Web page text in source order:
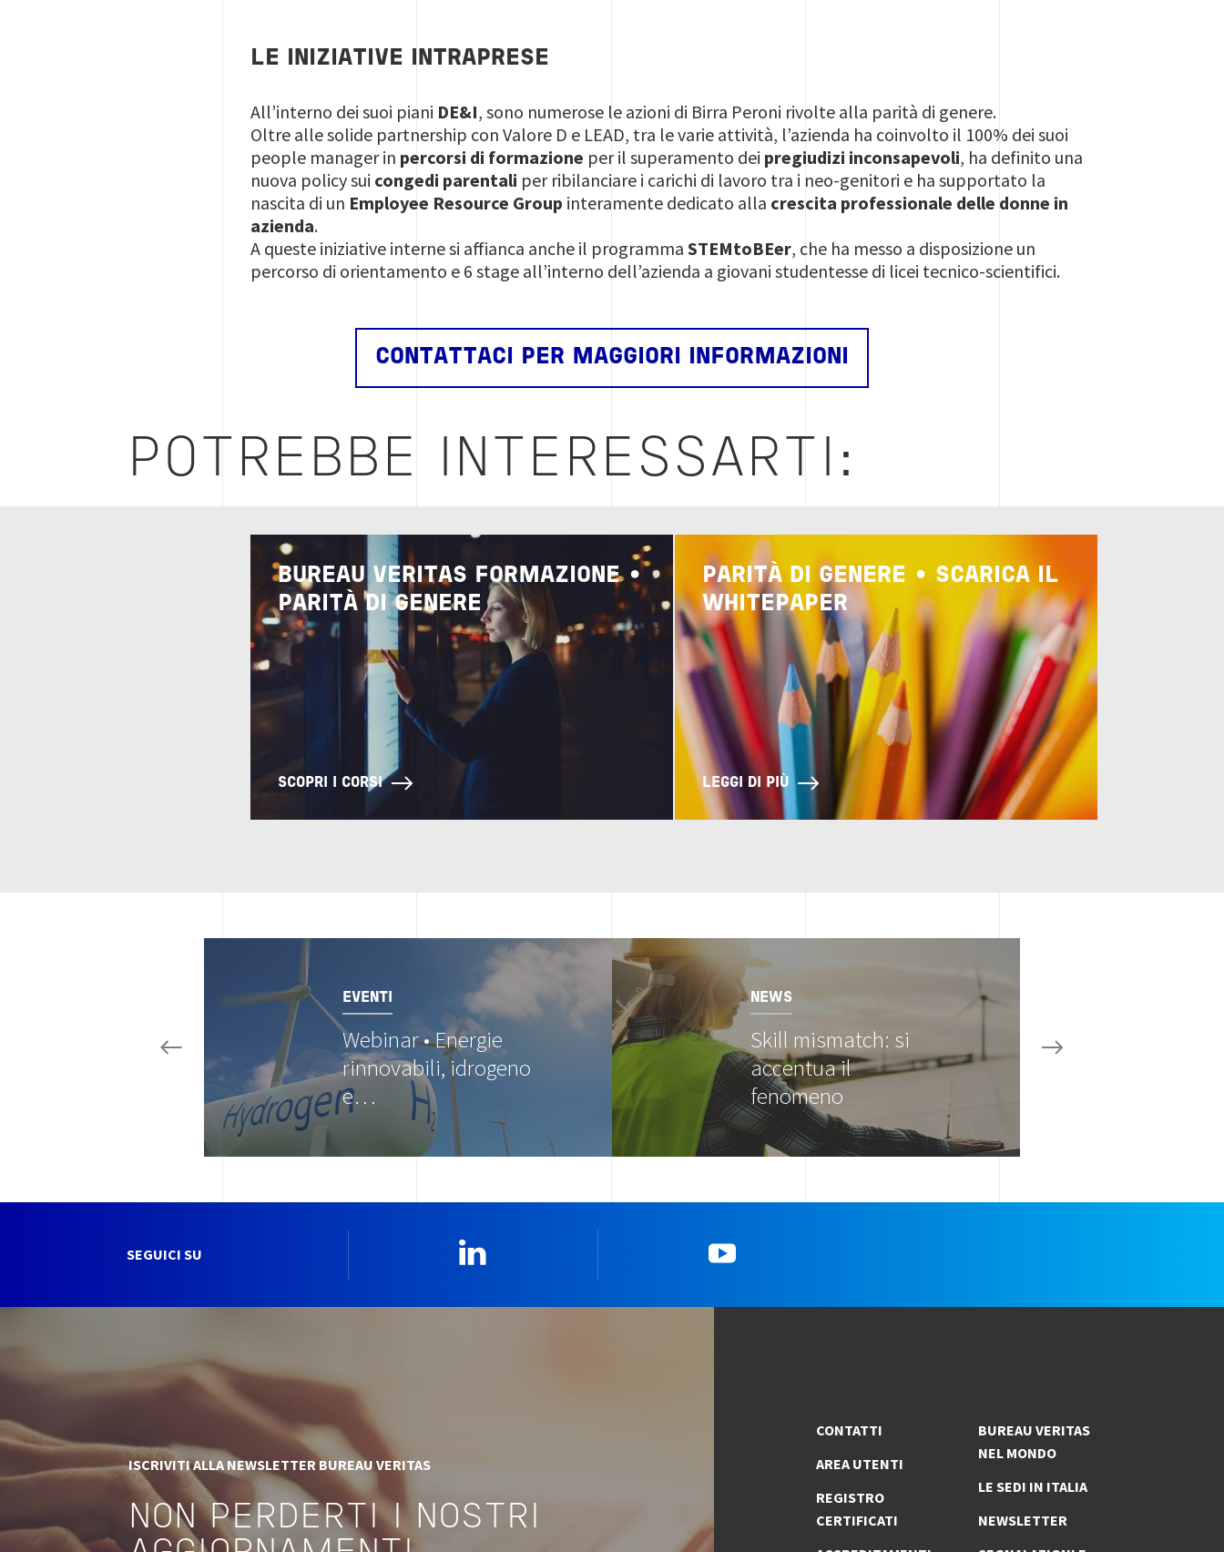
LE INIZIATIVE INTRAPRESE
All’interno dei suoi piani DE&I, sono numerose le azioni di Birra Peroni rivolte alla parità di genere.
Oltre alle solide partnership con Valore D e LEAD, tra le varie attività, l’azienda ha coinvolto il 100% dei suoi
people manager in percorsi di formazione per il superamento dei pregiudizi inconsapevoli, ha definito una
nuova policy sui congedi parentali per ribilanciare i carichi di lavoro tra i neo-genitori e ha supportato la
nascita di un Employee Resource Group interamente dedicato alla crescita professionale delle donne in
azienda.
A queste iniziative interne si affianca anche il programma STEMtoBEer, che ha messo a disposizione un
percorso di orientamento e 6 stage all’interno dell’azienda a giovani studentesse di licei tecnico-scientifici.
CONTATTACI PER MAGGIORI INFORMAZIONI
POTREBBE INTERESSARTI:
Image
BUREAU VERITAS FORMAZIONE •
PARITÀ DI GENERE
SCOPRI I CORSI
Image
PARITÀ DI GENERE • SCARICA IL
WHITEPAPER
LEGGI DI PIÙ
EVENTI
Webinar • Energie
rinnovabili, idrogeno
e…
Image
NEWS
Skill mismatch: si
accentua il
fenomeno
SEGUICI SU
ISCRIVITI ALLA NEWSLETTER BUREAU VERITAS
NON PERDERTI I NOSTRI
CONTATTI
AREA UTENTI
REGISTRO
CERTIFICATI
BUREAU VERITAS
NEL MONDO
LE SEDI IN ITALIA
NEWSLETTER